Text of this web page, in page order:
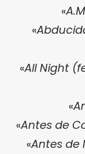
«
«
«All Night
«
«Antes de
«Antes de